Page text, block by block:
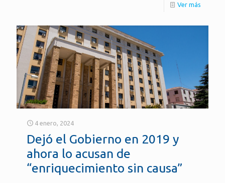
Ver más
4 enero, 2024
Dejó el Gobierno en 2019 y
ahora lo acusan de
“enriquecimiento sin causa”